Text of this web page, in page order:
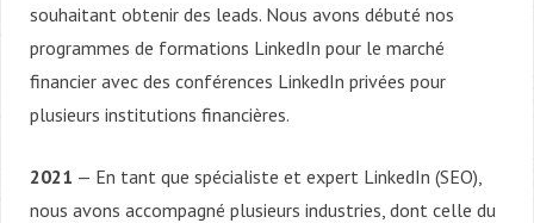
souhaitant obtenir des leads. Nous avons débuté nos
programmes de formations LinkedIn pour le marché
financier avec des conférences LinkedIn privées pour
plusieurs institutions financières.
2021 — En tant que spécialiste et expert LinkedIn (SEO),
nous avons accompagné plusieurs industries, dont celle du